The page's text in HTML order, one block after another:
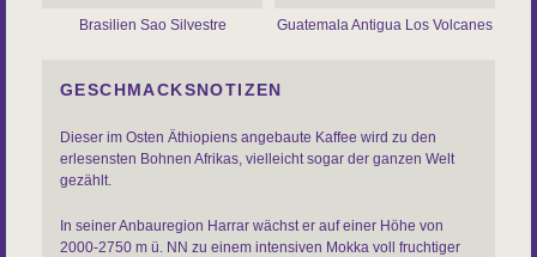
Brasilien Sao Silvestre Guatemala Antigua Los Volcanes
GESCHMACKSNOTIZEN
Dieser im Osten Äthiopiens angebaute Kaffee wird zu den
erlesensten Bohnen Afrikas, vielleicht sogar der ganzen Welt
gezählt.
In seiner Anbauregion Harrar wächst er auf einer Höhe von
2000-2750 m ü. NN zu einem intensiven Mokka voll fruchtiger